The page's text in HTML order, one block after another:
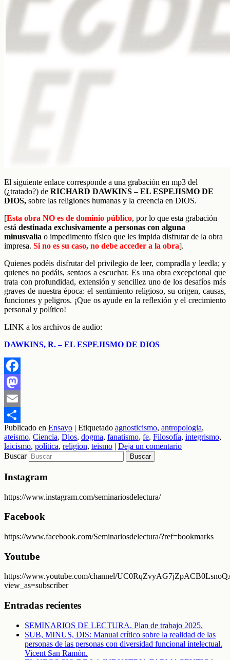
El siguiente enlace corresponde a una grabación en mp3 del
(¿tratado?) de RICHARD DAWKINS – EL ESPEJISMO DE
DIOS, sobre las religiones humanas y la creencia en DIOS.
[Esta obra NO es de dominio público, por lo que esta grabación
está destinada exclusivamente a personas con alguna
minusvalía o impedimento físico que les impida disfrutar de la obra
impresa. Si no es su caso, no debe acceder a la obra].
Quienes podéis disfrutar del privilegio de leer, compradla y leedla; y
quienes no podáis, sentaos a escuchar. Es una obra excepcional que
trata con profundidad, extensión y sencillez uno de los desafíos más
graves de nuestra época: el sentimiento religioso, su origen, causas,
funciones y peligros. ¡Que os ayude en la reflexión y el crecimiento
personal y político!
LINK a los archivos de audio:
DAWKINS, R. – EL ESPEJISMO DE DIOS
Facebook
Mastodon
Email
Compartir
Publicado en Ensayo | Etiquetado agnosticismo, antropologia,
ateismo, Ciencia, Dios, dogma, fanatismo, fe, Filosofía, integrismo,
laicismo, política, religion, teismo | Deja un comentario
Buscar
Instagram
https://www.instagram.com/seminariosdelectura/
Facebook
https://www.facebook.com/Seminariosdelectura/?ref=bookmarks
Youtube
https://www.youtube.com/channel/
view_as=subscriber
Entradas recientes
SEMINARIOS DE LECTURA. Plan de trabajo 2025.
SUB, MINUS, DIS: Manual crítico sobre la realidad de las
personas de las personas con diversidad funcional intelectual.
Vicent San Ramón.